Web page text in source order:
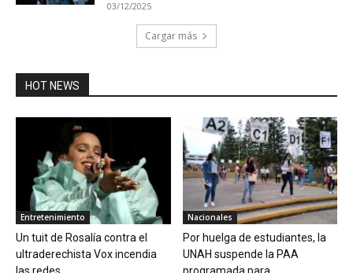
03/12/2025
Cargar más
HOT NEWS
Entretenimiento
Un tuit de Rosalía contra el
ultraderechista Vox incendia
las redes...
Nacionales
Por huelga de estudiantes, la
UNAH suspende la PAA
programada para...